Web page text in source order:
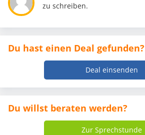
zu schreiben.
Du hast einen Deal gefunden?
Deal einsenden
Du willst beraten werden?
Zur Sprechstunde